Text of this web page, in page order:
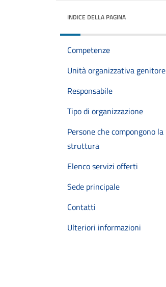
INDICE DELLA PAGINA
Competenze
Unità organizzativa genitore
Responsabile
Tipo di organizzazione
Persone che compongono la
struttura
Elenco servizi offerti
Sede principale
Contatti
Ulteriori informazioni